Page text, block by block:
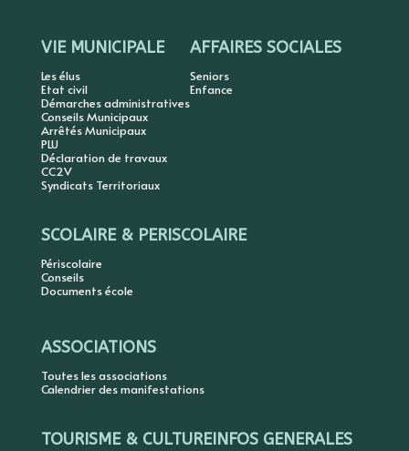
VIE MUNICIPALE
Les élus
Etat civil
Démarches administratives
Conseils Municipaux
Arrêtés Municipaux
PLU
Déclaration de travaux
CC2V
Syndicats Territoriaux
AFFAIRES SOCIALES
Seniors
Enfance
SCOLAIRE & PERISCOLAIRE
Périscolaire
Conseils
Documents école
ASSOCIATIONS
Toutes les associations
Calendrier des manifestations
TOURISME & CULTUREINFOS GENERALES